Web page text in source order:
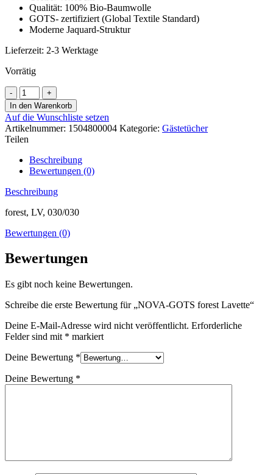
Qualität: 100% Bio-Baumwolle
GOTS- zertifiziert (Global Textile Standard)
Moderne Jaquard-Struktur
Lieferzeit: 2-3 Werktage
Vorrätig
NOVA-
GOTS
forest
Lavette
Menge
In den Warenkorb
Auf die Wunschliste setzen
Artikelnummer: 1504800004 Kategorie: Gästetücher
Teilen
Beschreibung
Bewertungen (0)
Beschreibung
forest, LV, 030/030
Bewertungen (0)
Bewertungen
Es gibt noch keine Bewertungen.
Schreibe die erste Bewertung für „NOVA-GOTS forest Lavette“
Deine E-Mail-Adresse wird nicht veröffentlicht. Erforderliche
Felder sind mit * markiert
Deine Bewertung *
Deine Bewertung *